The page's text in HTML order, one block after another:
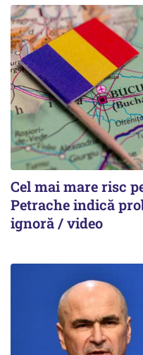
Cel mai mare risc
Petrache indică
ignoră / video